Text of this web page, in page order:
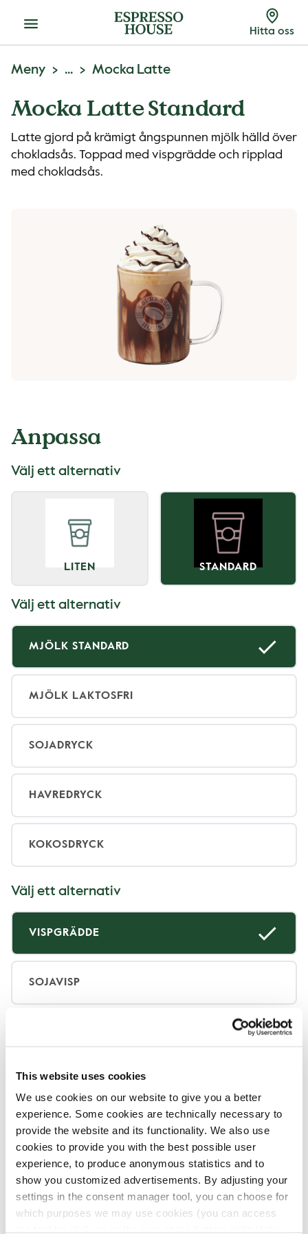
This website uses cookies
We use cookies on our website to give you a better
experience. Some cookies are technically necessary to
provide the website and its functionality. We also use
cookies to provide you with the best possible user
experience, to produce anonymous statistics and to
show you customized advertisements. By adjusting your
settings in the consent manager tool, you can choose for
which purposes we may use cookies (you can access
Meny Hitta oss
Meny ... Mocka Latte
Mocka Latte Standard
Latte gjord på krämigt ångspunnen mjölk hälld över
chokladsås. Toppad med vispgrädde och ripplad
med chokladsås.
Anpassa
Välj ett alternativ
LITEN STANDARD
Välj ett alternativ
MJÖLK STANDARD
MJÖLK LAKTOSFRI
SOJADRYCK
HAVREDRYCK
KOKOSDRYCK
Välj ett alternativ
VISPGRÄDDE
SOJAVISP
Innehåll
Vi hanterar olika produkter och allergener
i våra Coffee Shops som kan komma i
kontakt med varandra.
Alla våra produkter hanteras med mycket